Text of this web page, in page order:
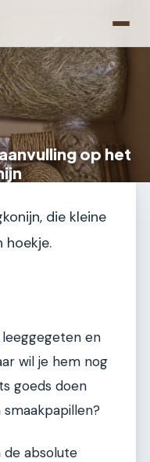
op het
die kleine
hoekje.
en
wil je hem nog
goeds doen
smaakpapillen?
de absolute